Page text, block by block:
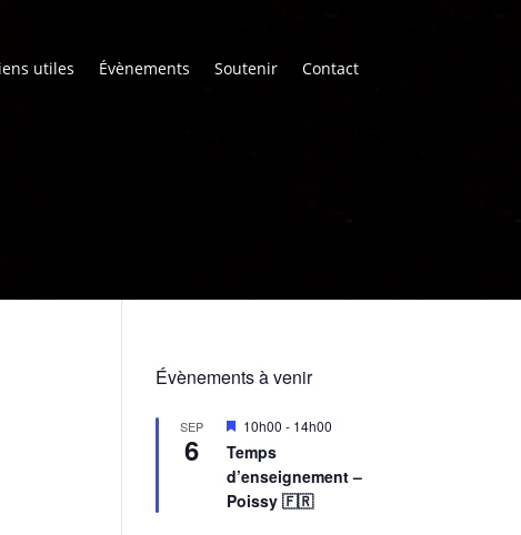
utiles Évènements Soutenir Contact
Évènements à venir
SEP
6
M
s
e
n
a
10h00 - 14h00
Temps
d’enseignement –
Poissy 🇫🇷